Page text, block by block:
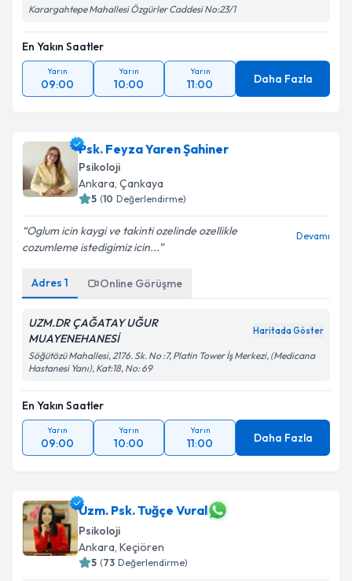
Karargahtepe Mahallesi Özgürler Caddesi No:23/1
En Yakın Saatler
Yarın
09:00
Yarın
10:00
Yarın
11:00 Daha Fazla
Psk. Feyza Yaren Şahiner
Psikoloji
Ankara, Çankaya
5 (10 Değerlendirme)
Oglum icin kaygi ve takinti ozelinde ozellikle
cozumleme istedigimiz icin...
Devamı
Adres 1 Online Görüşme
UZM.DR ÇAĞATAY UĞUR
MUAYENEHANESİ
Haritada Göster
Söğütözü Mahallesi, 2176. Sk. No :7, Platin Tower İş Merkezi, (Medicana
Hastanesi Yanı), Kat:18, No: 69
En Yakın Saatler
Yarın
09:00
Yarın
10:00
Yarın
11:00 Daha Fazla
Uzm. Psk. Tuğçe Vural
Psikoloji
Ankara, Keçiören
5 (73 Değerlendirme)